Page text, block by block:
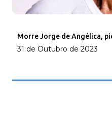
Morre Jorge de Angélica,
31 de Outubro de 2023